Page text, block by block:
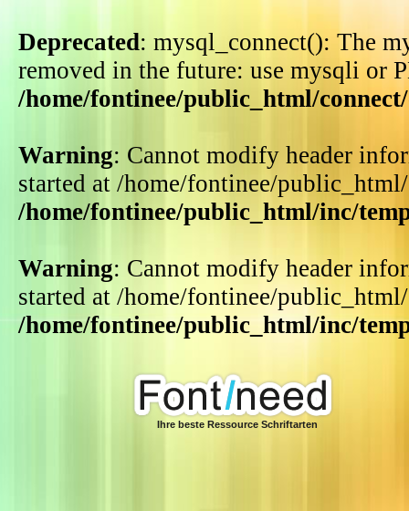
Deprecated: mysql_connect(): The
removed in the future: use mysqli or
/home/fontinee/public_html/
Warning: Cannot modify header
started at /home/fontinee/
/home/fontinee/public_html/inc/
Warning: Cannot modify header
started at /home/fontinee/
/home/fontinee/public_html/inc/
Ihre beste Ressource Schriftarten